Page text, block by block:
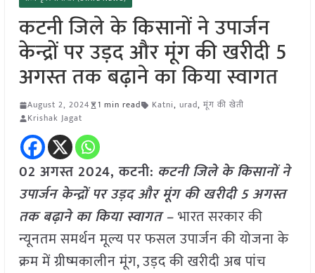
कटनी जिले के किसानों ने उपार्जन
केन्द्रों पर उड़द और मूंग की खरीदी 5
अगस्त तक बढ़ाने का किया स्वागत
August 2, 2024 1 min read Katni, urad, मूंग की खेती
Krishak Jagat
02 अगस्त 2024, कटनी: कटनी जिले के किसानों ने
उपार्जन केन्द्रों पर उड़द और मूंग की खरीदी 5 अगस्त
तक बढ़ाने का किया स्वागत –भारत सरकार की
न्यूनतम समर्थन मूल्य पर फसल उपार्जन की योजना के
क्रम में ग्रीष्मकालीन मूंग, उड़द की खरीदी अब पांच